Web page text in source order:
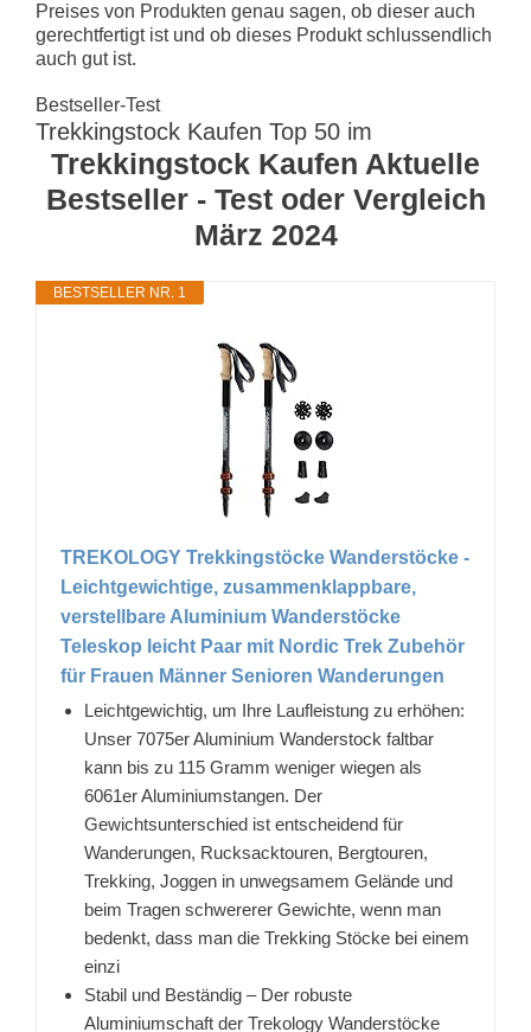
Preises von Produkten genau sagen, ob dieser auch
gerechtfertigt ist und ob dieses Produkt schlussendlich
auch gut ist.
Bestseller-Test
Trekkingstock Kaufen Top 50 im
Trekkingstock Kaufen Aktuelle
Bestseller - Test oder Vergleich
März 2024
BESTSELLER NR. 1
TREKOLOGY Trekkingstöcke Wanderstöcke -
Leichtgewichtige, zusammenklappbare,
verstellbare Aluminium Wanderstöcke
Teleskop leicht Paar mit Nordic Trek Zubehör
für Frauen Männer Senioren Wanderungen
Leichtgewichtig, um Ihre Laufleistung zu erhöhen:
Unser 7075er Aluminium Wanderstock faltbar
kann bis zu 115 Gramm weniger wiegen als
6061er Aluminiumstangen. Der
Gewichtsunterschied ist entscheidend für
Wanderungen, Rucksacktouren, Bergtouren,
Trekking, Joggen in unwegsamem Gelände und
beim Tragen schwererer Gewichte, wenn man
bedenkt, dass man die Trekking Stöcke bei einem
einzi
Stabil und Beständig – Der robuste
Aluminiumschaft der Trekology Wanderstöcke